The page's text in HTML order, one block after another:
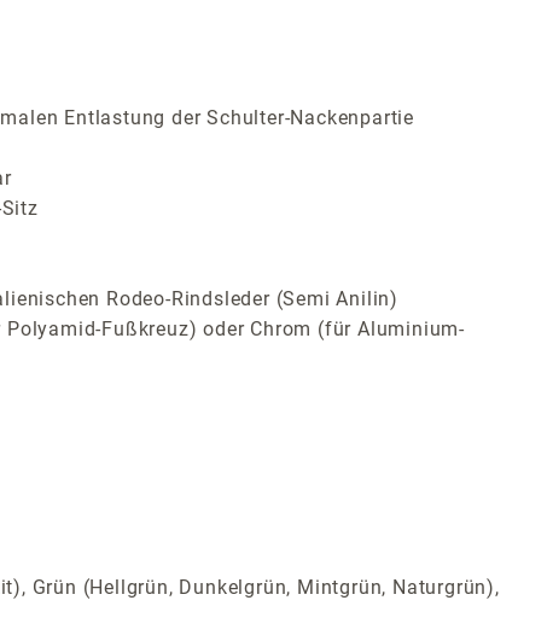
Entlastung der Schulter-Nackenpartie
Rodeo-Rindsleder (Semi Anilin)
Fußkreuz) oder Chrom (für Aluminium-
Grün (Hellgrün, Dunkelgrün, Mintgrün, Naturgrün),